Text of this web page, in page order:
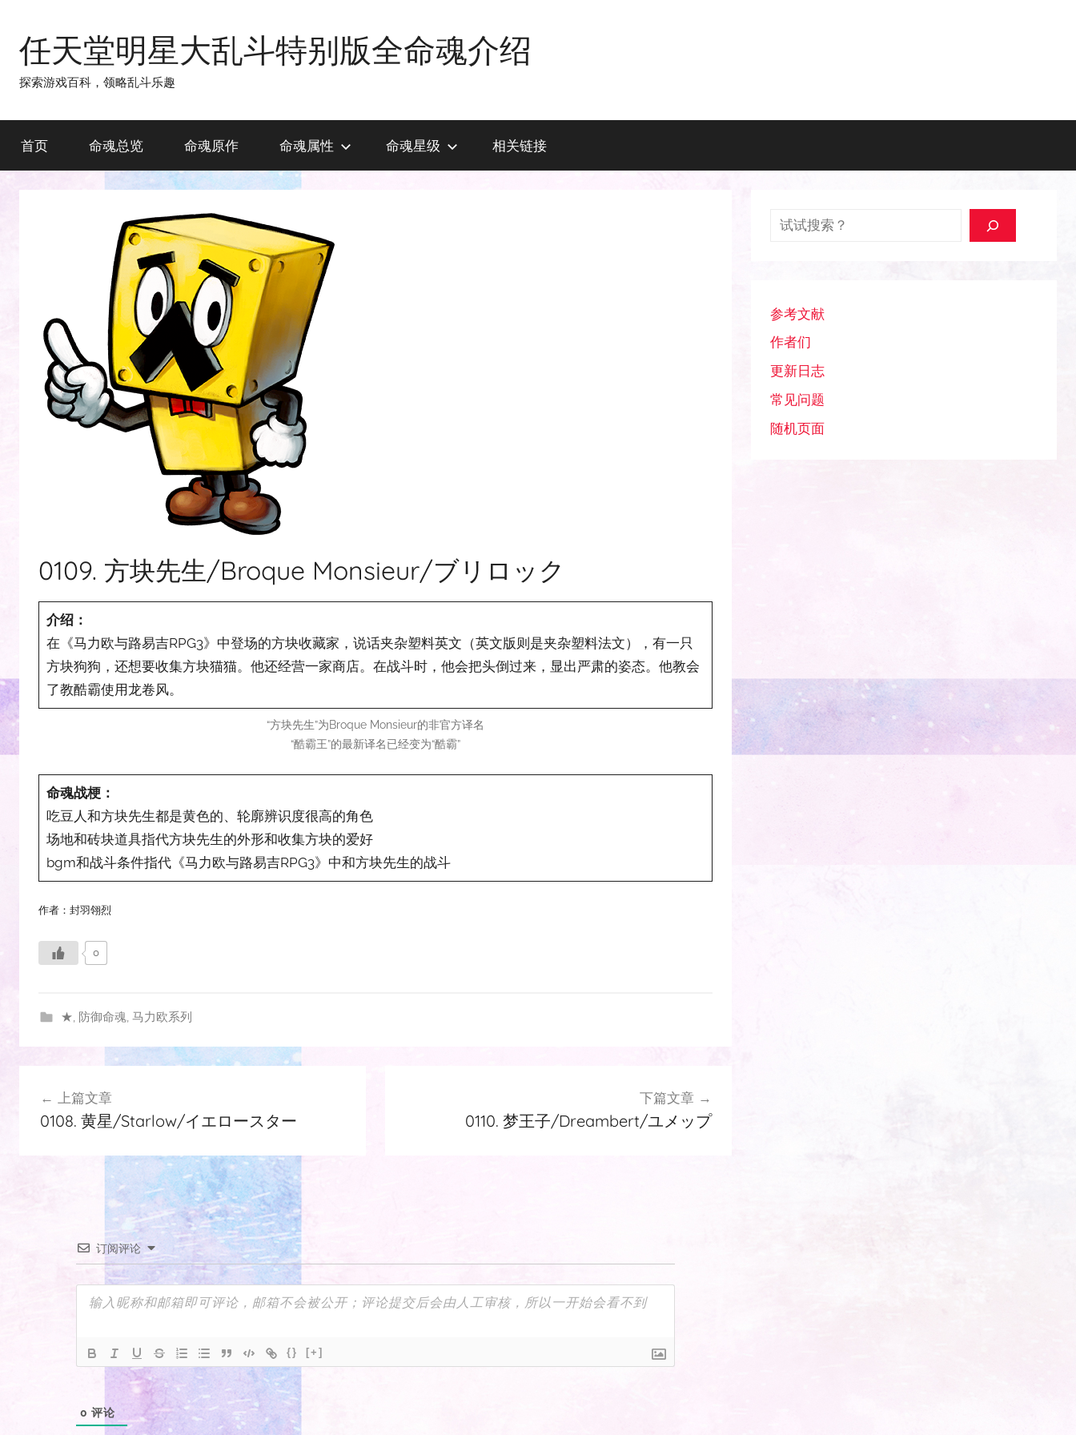
任天堂明星大乱斗特别版全命魂介绍
探索游戏百科，领略乱斗乐趣
首页 命魂总览 命魂原作 命魂属性 命魂星级 相关链接
0109. 方块先生/Broque Monsieur/ブリロック
介绍：
在《马力欧与路易吉RPG3》中登场的方块收藏家，说话夹杂塑料英文（英文版则是夹杂塑料法文），有一只
方块狗狗，还想要收集方块猫猫。他还经营一家商店。在战斗时，他会把头倒过来，显出严肃的姿态。他教会
了教酷霸使用龙卷风。
“方块先生”为Broque Monsieur的非官方译名
“酷霸王”的最新译名已经变为“酷霸”
命魂战梗：
吃豆人和方块先生都是黄色的、轮廓辨识度很高的角色
场地和砖块道具指代方块先生的外形和收集方块的爱好
bgm和战斗条件指代《马力欧与路易吉RPG3》中和方块先生的战斗
作者：封羽翎烈
0
★, 防御命魂, 马力欧系列
上篇文章
0108. 黄星/Starlow/イエロースター
下篇文章
0110. 梦王子/Dreambert/ユメップ
订阅评论
{} [+]
0 评论
搜索
参考文献
作者们
更新日志
常见问题
随机页面